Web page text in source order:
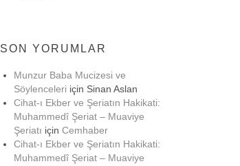
SON YORUMLAR
Munzur Baba Mucizesi ve
Söylenceleri için Sinan Aslan
Cihat-ı Ekber ve Şeriatın Hakikati:
Muhammedî Şeriat – Muaviye
Şeriatı için Cemhaber
Cihat-ı Ekber ve Şeriatın Hakikati:
Muhammedî Şeriat – Muaviye